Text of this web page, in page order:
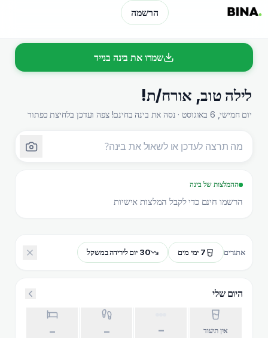
הרשמה
שמרו את בינה בנייד
לילה טוב, אורח/ת!
יום חמישי, 6 באוגוסט · נסה את בינה בחינם! צפה ועדכן בלחיצת כפתור
ההמלצות של בינה
הרשמו חינם כדי לקבל המלצות אישיות
אתגרים 7 ימי מים 30 יום לירידה במשקל
היום שלי
אין תיעוד –
–
–